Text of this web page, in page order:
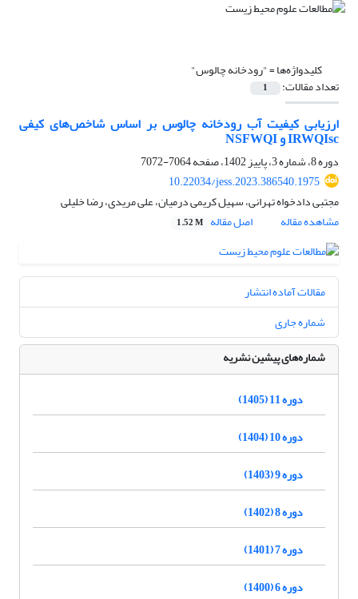
کلیدواژه‌ها ="رودخانه چالوس"
تعداد مقالات: 1
ارزیابی کیفیت آب رودخانه چالوس بر اساس شاخص‌های کیفی
IRWQIsc و NSFWQI
دوره 8، شماره 3، پاییز 1402، صفحه
7064-7072
10.22034/jess.2023.386540.1975
مجتبی دادخواه تهرانی، سهیل کریمی درمیان، علی مریدی، رضا خلیلی
مشاهده مقاله
اصل مقاله 1.52 M
مقالات آماده انتشار
شماره جاری
شماره‌های پیشین نشریه
دوره 11 (1405)
دوره 10 (1404)
دوره 9 (1403)
دوره 8 (1402)
دوره 7 (1401)
دوره 6 (1400)